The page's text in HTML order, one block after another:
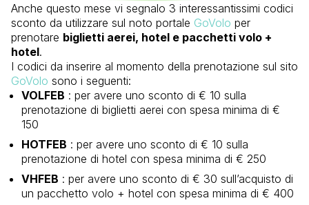
Anche questo mese vi segnalo 3 interessantissimi codici
sconto da utilizzare sul noto portale GoVolo per
prenotare biglietti aerei, hotel e pacchetti volo +
hotel.
I codici da inserire al momento della prenotazione sul sito
GoVolo sono i seguenti:
VOLFEB : per avere uno sconto di € 10 sulla
prenotazione di biglietti aerei con spesa minima di €
150
HOTFEB : per avere uno sconto di € 10 sulla
prenotazione di hotel con spesa minima di € 250
VHFEB : per avere uno sconto di € 30 sull’acquisto di
un pacchetto volo + hotel con spesa minima di € 400